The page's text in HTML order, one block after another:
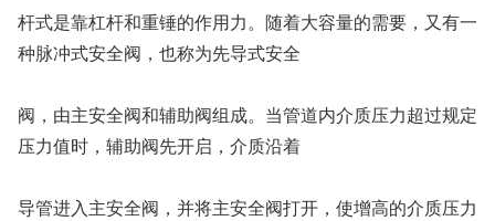
杆式是靠杠杆和重锤的作用力。随着大容量的需要，又有一
种脉冲式安全阀，也称为先导式安全
阀，由主安全阀和辅助阀组成。当管道内介质压力超过规定
压力值时，辅助阀先开启，介质沿着
导管进入主安全阀，并将主安全阀打开，使增高的介质压力